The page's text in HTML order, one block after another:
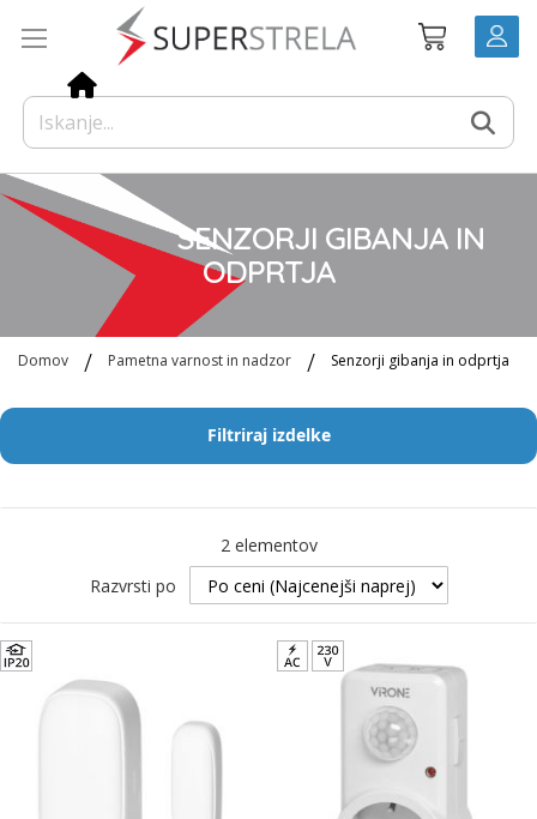
Košarica
SENZORJI GIBANJA IN
ODPRTJA
Domov Pametna varnost in nadzor Senzorji gibanja in odprtja
Filtriraj izdelke
2 elementov
Razvrsti po